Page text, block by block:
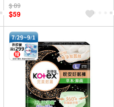
$ 89
$59